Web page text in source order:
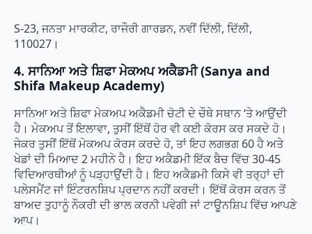
S-23, ਜਨਤਾ ਮਾਰਕੀਟ, ਰਾਜੌਰੀ ਗਾਰਡਨ, ਨਵੀਂ ਦਿੱਲੀ, ਦਿੱਲੀ,
110027।
4. ਸਾਨਿਆ ਅਤੇ ਸ਼ਿਫਾ ਮੇਕਅਪ ਅਕੈਡਮੀ (Sanya and
Shifa Makeup Academy)
ਸਾਨਿਆ ਅਤੇ ਸ਼ਿਫਾ ਮੇਕਅਪ ਅਕੈਡਮੀ ਚੋਟੀ ਦੇ ਚੌਥੇ ਸਥਾਨ ‘ਤੇ ਆਉਂਦੀ
ਹੈ। ਮੇਕਅਪ ਤੋਂ ਇਲਾਵਾ, ਤੁਸੀਂ ਇੱਥੋਂ ਹੋਰ ਵੀ ਕਈ ਕੋਰਸ ਕਰ ਸਕਦੇ ਹੋ।
ਜੇਕਰ ਤੁਸੀਂ ਇੱਥੋਂ ਮੇਕਅਪ ਕੋਰਸ ਕਰਦੇ ਹੋ, ਤਾਂ ਇਹ ਲਗਭਗ 60 ਹੈ ਅਤੇ
ਖੇਡਾਂ ਦੀ ਮਿਆਦ 2 ਮਹੀਨੇ ਹੈ। ਇਹ ਅਕੈਡਮੀ ਇੱਕ ਬੈਚ ਵਿੱਚ 30-45
ਵਿਦਿਆਰਥੀਆਂ ਨੂੰ ਪੜ੍ਹਾਉਂਦੀ ਹੈ। ਇਹ ਅਕੈਡਮੀ ਕਿਸੇ ਵੀ ਤਰ੍ਹਾਂ ਦੀ
ਪਲੇਸਮੈਂਟ ਜਾਂ ਇੰਟਰਨਸ਼ਿਪ ਪ੍ਰਦਾਨ ਨਹੀਂ ਕਰਦੀ। ਇੱਥੋਂ ਕੋਰਸ ਕਰਨ ਤੋਂ
ਬਾਅਦ ਤੁਹਾਨੂੰ ਨੌਕਰੀ ਦੀ ਭਾਲ ਕਰਨੀ ਪਵੇਗੀ ਜਾਂ ਟਾਊਨਸ਼ਿਪ ਵਿੱਚ ਆਪਣੇ
ਆਪ।